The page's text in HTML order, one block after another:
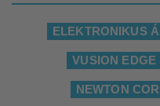
ELEKTRONIKUS
VUSION EDGE
NEWTON